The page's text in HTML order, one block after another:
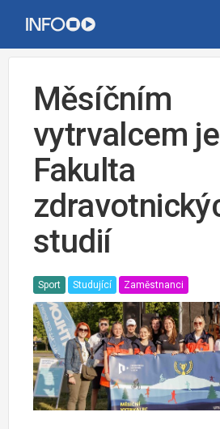
Měsíčním
vytrvalcem
Fakulta
studií
Sport Studující Zaměstnanci